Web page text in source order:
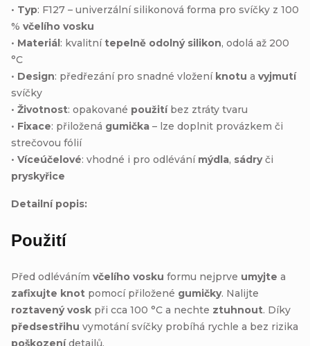
• Typ: F127 – univerzální silikonová forma pro svíčky z 100
% včelího vosku
• Materiál: kvalitnítepelně odolný silikon, odolá až 200
°C
• Design: předřezání pro snadné vložení knotu a vyjmutí
svíčky
• Životnost: opakované použitíbez ztráty tvaru
• Fixace: přiložená gumička – lze doplnit provázkem či
strečovou fólií
• Víceúčelové: vhodné i pro odlévání mýdla, sádryči
pryskyřice
Detailní popis:
Použití
Před odléváním včelího vosku formu nejprve umyjte a
zafixujte knot pomocí přiložené gumičky. Nalijte
roztavený vosk při cca 100 °C a nechte ztuhnout. Díky
předsestřihu vymotání svíčky probíhá rychle a bez rizika
poškozenídetailů.